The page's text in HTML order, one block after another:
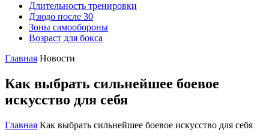
Длительность тренировки
Дзюдо после 30
Зоны самообороны
Возраст для бокса
Главная Новости
Как выбрать сильнейшее боевое
искусство для себя
Главная Как выбрать сильнейшее боевое искусство для себя